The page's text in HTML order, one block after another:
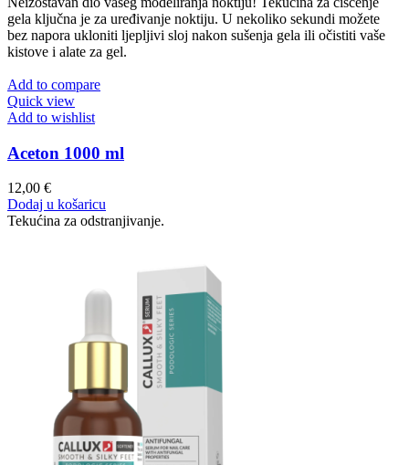
gela ključna je za uređivanje noktiju. U nekoliko sekundi možete
bez napora ukloniti ljepljivi sloj nakon sušenja gela ili očistiti vaše
kistove i alate za gel.
Add to compare
Quick view
Add to wishlist
Aceton 1000 ml
12,00 €
Dodaj u košaricu
Tekućina za odstranjivanje.